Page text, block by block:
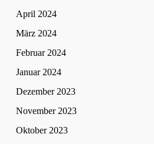
April 2024
März 2024
Februar 2024
Januar 2024
Dezember 2023
November 2023
Oktober 2023